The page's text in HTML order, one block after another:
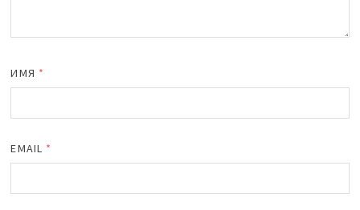
ИМЯ *
EMAIL *